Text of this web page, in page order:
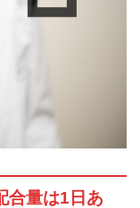
合量は1日あ